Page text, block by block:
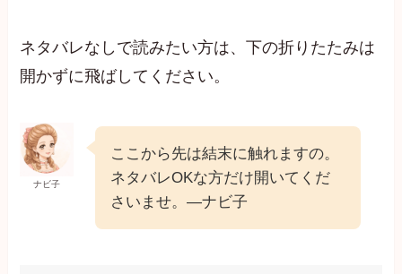
ネタバレなしで読みたい方は、下の折りたたみは
開かずに飛ばしてください。
ナビ子
ここから先は結末に触れますの。
ネタバレOKな方だけ開いてくだ
さいませ。—ナビ子